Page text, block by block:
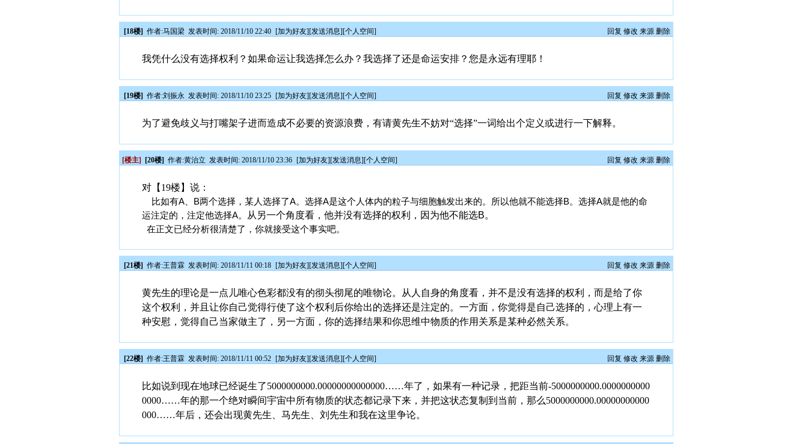
[18楼] 作者:马国梁 发表时间: 2018/11/10 22:40 [加为好友][发送消息][个人空间] 回复 修改 来源 删除
我凭什么没有选择权利？如果命运让我选择怎么办？我选择了还是命运安排？您是永远有理耶！
[19楼] 作者:刘振永 发表时间: 2018/11/10 23:25 [加为好友][发送消息][个人空间] 回复 修改 来源 删除
为了避免歧义与打嘴架子进而造成不必要的资源浪费，有请黄先生不妨对“选择”一词给出个定义或进行一下解释。
[楼主] [20楼] 作者:黄治立 发表时间: 2018/11/10 23:36 [加为好友][发送消息][个人空间] 回复 修改 来源 删除
对【19楼】说：
比如有A、B两个选择，某人选择了A。选择A是这个人体内的粒子与细胞触发出来的。所以他就不能选择B。选择A就是他的命
运注定的，注定他选择A。
从另一个角度看，他并没有选择的权利，因为他不能选B。
在正文已经分析很清楚了，你就接受这个事实吧。
[21楼] 作者:王普霖 发表时间: 2018/11/11 00:18 [加为好友][发送消息][个人空间] 回复 修改 来源 删除
黄先生的理论是一点儿唯心色彩都没有的彻头彻尾的唯物论。从人自身的角度看，并不是没有选择的权利，而是给了你
这个权利，并且让你自己觉得行使了这个权利后你给出的选择还是注定的。一方面，你觉得是自己选择的，心理上有一
种安慰，觉得自己当家做主了，另一方面，你的选择结果和你思维中物质的作用关系是某种必然关系。
[22楼] 作者:王普霖 发表时间: 2018/11/11 00:52 [加为好友][发送消息][个人空间] 回复 修改 来源 删除
比如说到现在地球已经诞生了5000000000.00000000000000……年了，如果有一种记录，把距当前-5000000000.0000000000
0000……年的那一个绝对瞬间宇宙中所有物质的状态都记录下来，并把这状态复制到当前，那么5000000000.00000000000
000……年后，还会出现黄先生、马先生、刘先生和我在这里争论。